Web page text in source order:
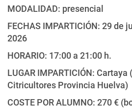
MODALIDAD: presencial
FECHAS IMPARTICIÓN: 29 de
2026
HORARIO: 17:00 a 21:00 h.
LUGAR IMPARTICIÓN:
Citricultores Provincia Huelva)
COSTE POR ALUMNO: 270 €